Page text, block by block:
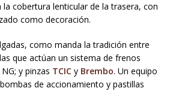
cobertura lenticular de la trasera, con
como decoración.
como manda la tradición entre
que actúan un sistema de frenos
y pinzas TCIC y Brembo. Un equipo
de accionamiento y pastillas